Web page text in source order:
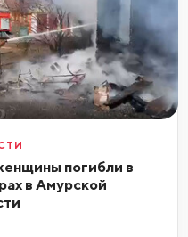
погибли в
в Амурской